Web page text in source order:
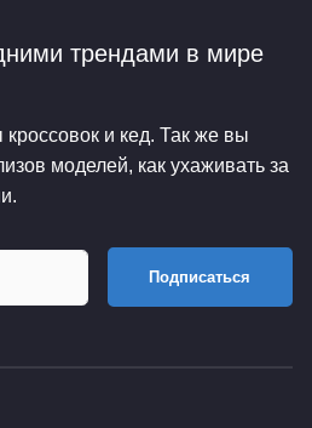
трендами в мире
и кед. Так же вы
моделей, как ухаживать за
Подписаться